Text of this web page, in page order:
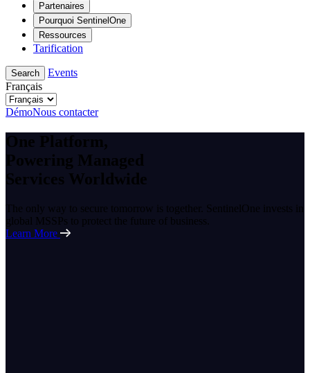
Partenaires
Pourquoi SentinelOne
Ressources
Tarification
Search
Events
Français
DémoNous contacter
One Platform,
Powering Managed
Services Worldwide
The only way to secure tomorrow is together. SentinelOne invests in
global MSSPs to protect the future of business.
Learn More